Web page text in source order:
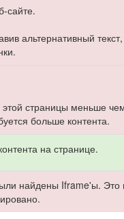
сайте.
альтернативный
страницы меньше
больше контента.
на странице.
найдены Iframe'ы. Это